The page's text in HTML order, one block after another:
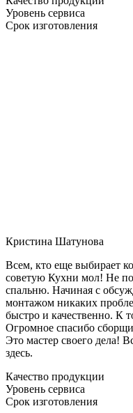
Уровень сервиса
Срок изготовления
Кристина Шатунова
Всем, кто еще выбирает
советую Кухни мол! Не
спальню. Начиная с
монтажом никаких
быстро и качественно. К
Огромное спасибо
Это мастер своего дела!
здесь.
Качество продукции
Уровень сервиса
Срок изготовления